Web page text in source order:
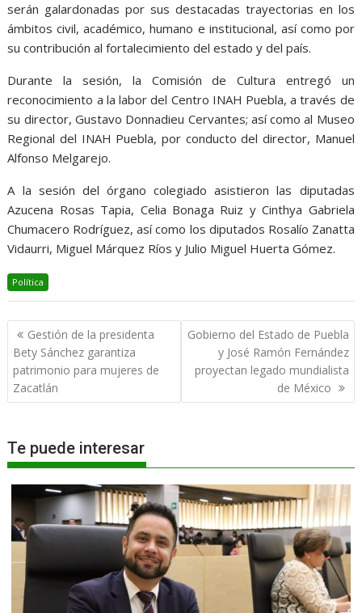
serán galardonadas por sus destacadas trayectorias en los
ámbitos civil, académico, humano e institucional, así como por
su contribución al fortalecimiento del estado y del país.
Durante la sesión, la Comisión de Cultura entregó un
reconocimiento a la labor del Centro INAH Puebla, a través de
su director, Gustavo Donnadieu Cervantes; así como al Museo
Regional del INAH Puebla, por conducto del director, Manuel
Alfonso Melgarejo.
A la sesión del órgano colegiado asistieron las diputadas
Azucena Rosas Tapia, Celia Bonaga Ruiz y Cinthya Gabriela
Chumacero Rodríguez, así como los diputados Rosalío Zanatta
Vidaurri, Miguel Márquez Ríos y Julio Miguel Huerta Gómez.
Política
Navegación
de
entradas
Gestión de la presidenta
Bety Sánchez garantiza
patrimonio para mujeres de
Zacatlán
Gobierno del Estado de Puebla
y José Ramón Fernández
proyectan legado mundialista
de México
Te puede interesar